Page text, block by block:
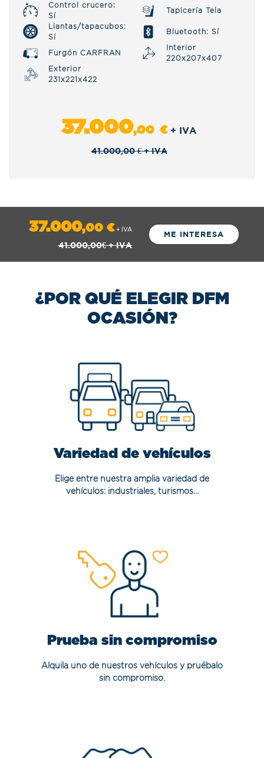
Control crucero:
Sí
Tapicería Tela
Llantas/tapacubos:
Sí
Bluetooth: Sí
Furgón CARFRAN
Interior
220x207x407
Exterior
231x221x422
37.000,00 €+ IVA
41.000,00€+ IVA
37.000,00 €+ IVA
41.000,00€+ IVA
ME INTERESA
¿POR QUÉ ELEGIR DFM
OCASIÓN?
Variedad de vehículos
Elige entre nuestra amplia variedad de
vehículos: industriales, turismos...
Prueba sin compromiso
Alquila uno de nuestros vehículos y pruébalo
sin compromiso.